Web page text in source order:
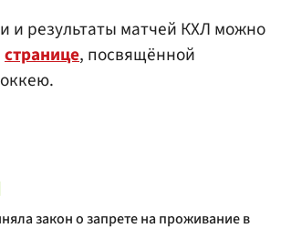
и результаты матчей КХЛ можно
странице, посвящённой
закон о запрете на проживание в